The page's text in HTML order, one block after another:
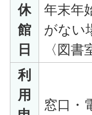
休
館
日
年末年
がない
〈図
利
用
窓口・